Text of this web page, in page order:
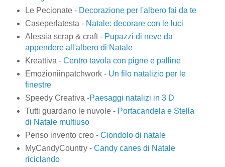
Le Pecionate - Decorazione per l'albero fai da te
Caseperlatesta - Natale: decorare con le luci
Alessia scrap & craft - Pupazzi di neve da
appendere all'albero di Natale
Kreattiva - Centro tavola con pigne e palline
Emozioniinpatchwork - Un filo natalizio per le
finestre
Speedy Creativa -Paesaggi natalizi in 3 D
Tutti guardano le nuvole - Portacandela e Stella
di Natale multiuso
Penso invento creo - Ciondolo di natale
MyCandyCountry - Candy canes di Natale
riciclando